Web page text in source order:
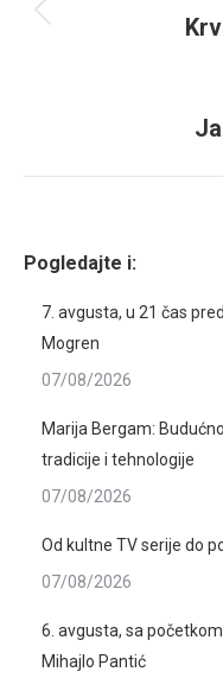
navigation
Pogledajte i:
7. avgusta, u 21 čas
Mogren
07/08/2026
Marija Bergam:
tradicije i tehnologije
07/08/2026
Od kultne TV serije do
07/08/2026
6. avgusta, sa
Mihajlo Pantić